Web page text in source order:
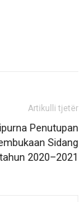
Artikulli tjetër
Penutupan
Sidang
2020–2021